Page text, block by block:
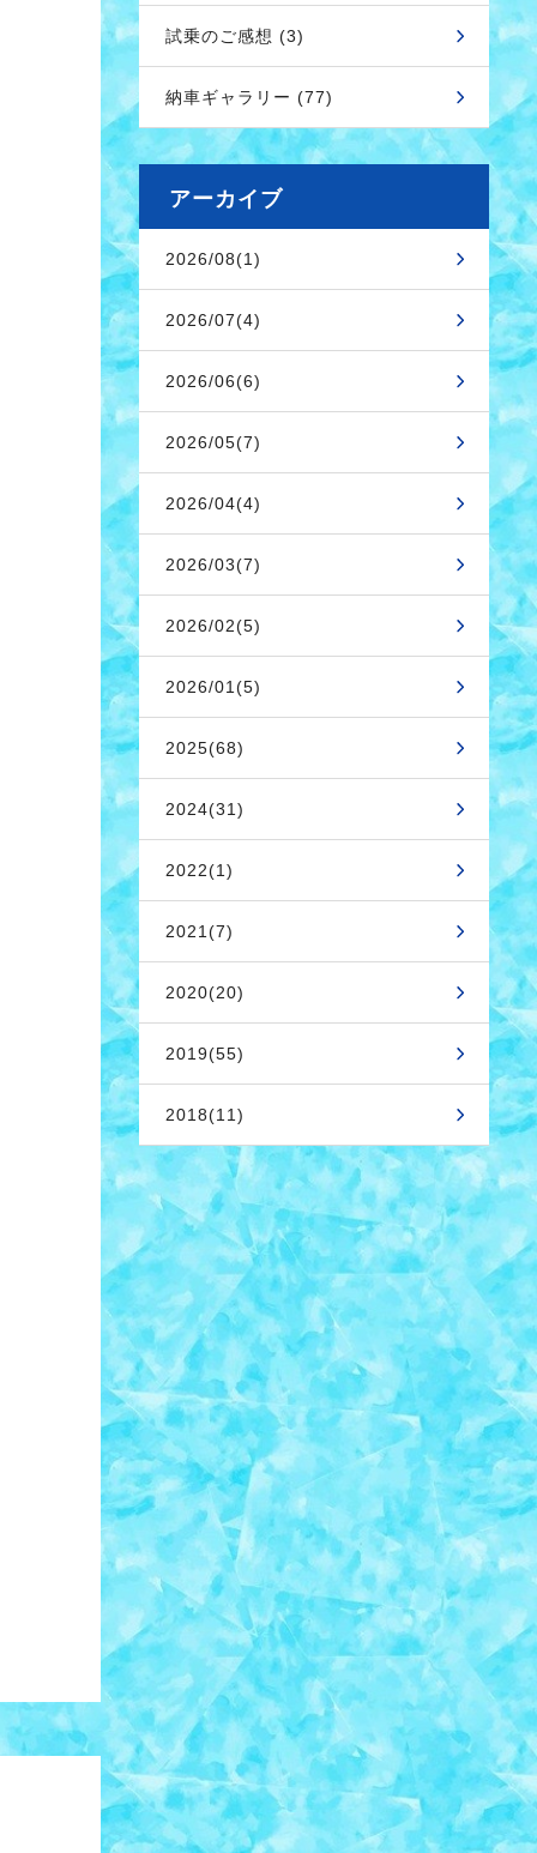
試乗のご感想 (3)
納車ギャラリー (77)
アーカイブ
2026/08(1)
2026/07(4)
2026/06(6)
2026/05(7)
2026/04(4)
2026/03(7)
2026/02(5)
2026/01(5)
2025(68)
2024(31)
2022(1)
2021(7)
2020(20)
2019(55)
2018(11)